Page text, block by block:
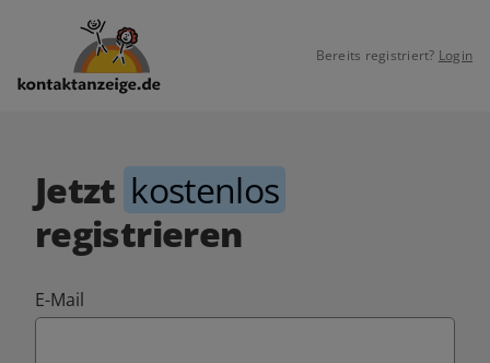
Bereits registriert? Login
Jetzt kostenlos
registrieren
E-Mail